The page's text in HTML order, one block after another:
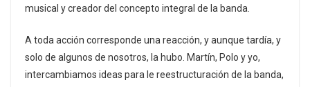
musical y creador del concepto integral de la banda.
A toda acción corresponde una reacción, y aunque tardía, y
solo de algunos de nosotros, la hubo. Martín, Polo y yo,
intercambiamos ideas para le reestructuración de la banda,